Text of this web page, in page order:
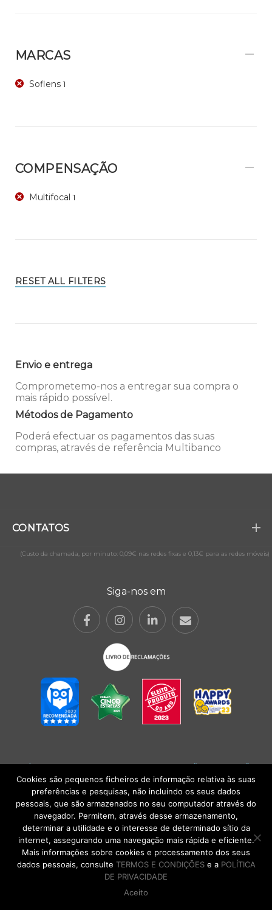
MARCAS
Soflens 1
COMPENSAÇÃO
Multifocal 1
RESET ALL FILTERS
Envio e entrega
Comprometemo-nos a entregar sua compra o
mais rápido possível.
Métodos de Pagamento
Poderá efectuar os pagamentos das suas
compras, através de referência Multibanco
CONTATOS
(Custo da chamada, por minuto: 0,09€ nas redes fixas e 0,13€ para as redes móveis)
Siga-nos em
POLÍTICA DE PRIVACIDADE|TERMOS E CONDIÇÕESlCONDIÇÕES
GERAIS DE VENDA| Alberto Oculista, SA 2026. Todos os direitos reservados.
DE VOLTA AO TOPO
Cookies são pequenos ficheiros de informação relativa às suas
preferências e pesquisas, não incluindo os seus dados
pessoais, que são armazenados no seu computador através do
navegador. Permitem, através desse armazenamento,
determinar a utilidade e o interesse de determinado sítio da
internet, assegurando uma navegação mais rápida e eficiente.
Mais informações sobre cookies e processamento dos seus
dados pessoais, consulte TERMOS E CONDIÇÕESe a POLÍTICA
DE PRIVACIDADE
Aceito